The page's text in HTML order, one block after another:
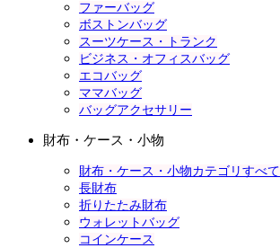
ファーバッグ
ボストンバッグ
スーツケース・トランク
ビジネス・オフィスバッグ
エコバッグ
ママバッグ
バッグアクセサリー
財布・ケース・小物
財布・ケース・小物カテゴリすべて
長財布
折りたたみ財布
ウォレットバッグ
コインケース